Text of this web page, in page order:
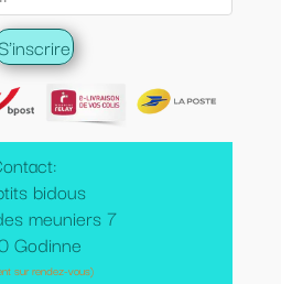
bidous
meuniers 7
Godinne
sur rendez-vous)